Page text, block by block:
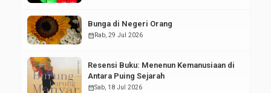
Bunga di Negeri Orang
calendar_month Rab, 29 Jul 2026
Resensi Buku: Menenun Kemanusiaan di
Antara Puing Sejarah
calendar_monthSab, 18 Jul 2026